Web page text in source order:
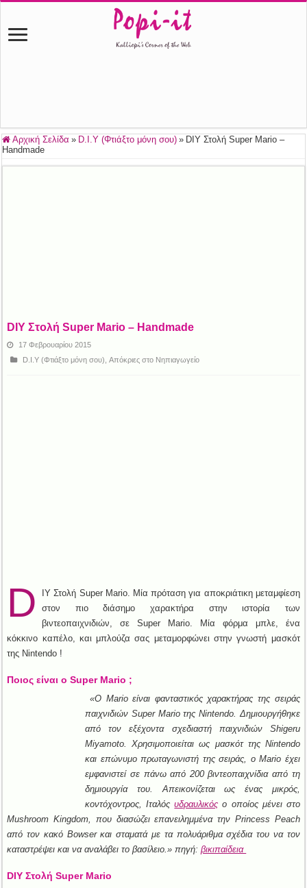
Αρχική Σελίδα » D.I.Y (Φτιάξτο μόνη σου) » DIY Στολή Super Mario –
Handmade
DIY Στολή Super Mario – Handmade
17 Φεβρουαρίου 2015
D.I.Y (Φτιάξτο μόνη σου) ,Απόκριες στο Νηπιαγωγείο
D
IY Στολή Super Mario. Μία πρόταση για αποκριάτικη μεταμφίεση
στον πιο διάσημο χαρακτήρα στην ιστορία των
βιντεοπαιχνιδιών, σε Super Mario. Μία φόρμα μπλε, ένα
κόκκινο καπέλο, και μπλούζα σας μεταμορφώνει στην γνωστή μασκότ
της Nintendo !
Ποιος είναι ο Super Mario ;
«Ο Mario είναι φανταστικός χαρακτήρας της σειράς
παιχνιδιών Super Mario της Nintendo. Δημιουργήθηκε
από τον εξέχοντα σχεδιαστή παιχνιδιών Shigeru
Miyamoto. Χρησιμοποιείται ως μασκότ της Nintendo
και επώνυμο πρωταγωνιστή της σειράς, ο Mario έχει
εμφανιστεί σε πάνω από 200 βιντεοπαιχνίδια από τη
δημιουργία του. Απεικονίζεται ως ένας μικρός,
κοντόχοντρος, Ιταλόςυδραυλικός ο οποίος μένει στο
Mushroom Kingdom, που διασώζει επανειλημμένα την Princess Peach
από τον κακό Bowser και σταματά με τα πολυάριθμα σχέδια του να τον
καταστρέψει και να αναλάβει το βασίλειο.» πηγή:βικιπαίδεια
DIY Στολή Super Mario